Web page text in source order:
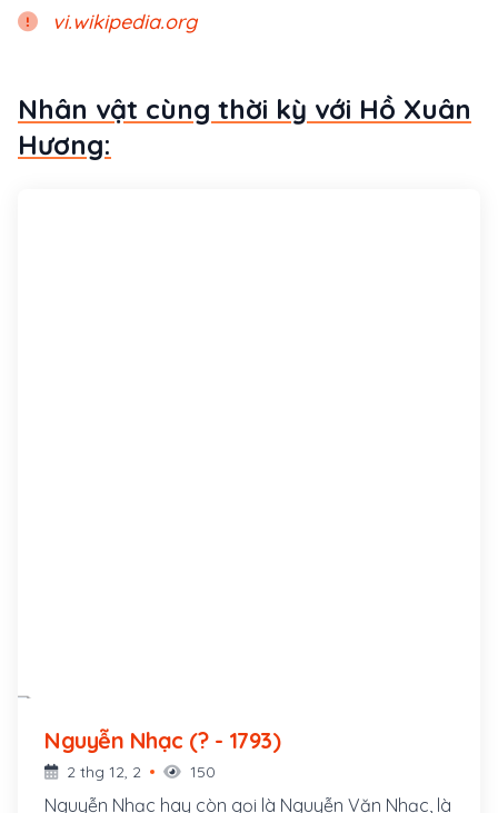
vi.wikipedia.org
Nhân vật cùng thời kỳ với Hồ Xuân
Hương:
Nguyễn Nhạc (? - 1793)
2 thg 12, 2 150
Nguyễn Nhạc hay còn gọi là Nguyễn Văn Nhạc, là